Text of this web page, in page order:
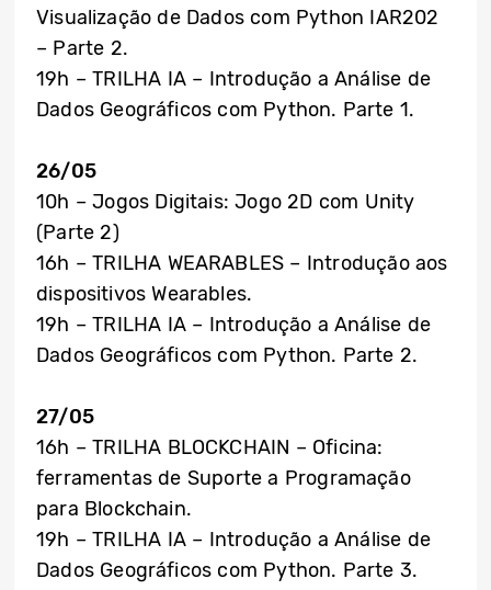
Visualização de Dados com Python IAR202
– Parte 2.
19h – TRILHA IA – Introdução a Análise de
Dados Geográficos com Python. Parte 1.
26/05
10h – Jogos Digitais: Jogo 2D com Unity
(Parte 2)
16h – TRILHA WEARABLES – Introdução aos
dispositivos Wearables.
19h – TRILHA IA – Introdução a Análise de
Dados Geográficos com Python. Parte 2.
27/05
16h – TRILHA BLOCKCHAIN – Oficina:
ferramentas de Suporte a Programação
para Blockchain.
19h – TRILHA IA – Introdução a Análise de
Dados Geográficos com Python. Parte 3.